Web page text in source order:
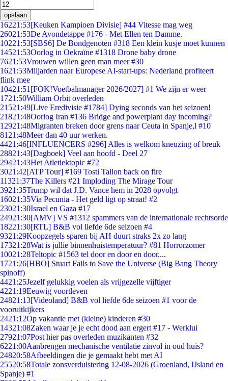
opslaan
16221:53[Keuken Kampioen Divisie] #44 Vitesse mag weg
26021:53De Avondetappe #176 - Met Ellen ten Damme.
10221:53[SBS6] De Bondgenoten #318 Een klein kusje moet kunnen
14521:53Oorlog in Oekraïne #1318 Drone baby drone
7621:53Vrouwen willen geen man meer #30
1621:53Miljarden naar Europese AI-start-ups: Nederland profiteert
flink mee
10421:51 [FOK!Voetbalmanager 2026/2027] #1 We zijn er weer
1721:50William Orbit overleden
21521:49[Live Eredivisie #1784] Dying seconds van het seizoen!
21821:48Oorlog Iran #136 Bridge and powerplant day incoming?
12921:48Migranten breken door grens naar Ceuta in Spanje,l #10
81 21:48Meer dan 40 uur werken.
4421:46[INFLUENCERS #296] Alles is welkom kneuzing of breuk
28821:43[Dagboek] Veel aan hoofd - Deel 27
29421:43Het Atletiektopic #72
3021:42[ATP Tour] #169 Tosti Tallon back on fire
11321:37The Killers #21 Imploding The Mirage Tour
3921:35Trump wil dat J.D. Vance hem in 2028 opvolgt
16021:35Via Pecunia - Het geld ligt op straat! #2
23021:30Israel en Gaza #17
24921:30[AMV] VS #1312 spammers van de internationale rechtsorde
18221:30[RTL] B&B vol liefde 6de seizoen #4
9321:29Koopzegels sparen bij AH duurt straks 2x zo lang
17321:28Wat is jullie binnenhuistemperatuur? #81 Horrorzomer
10021:28Teltopic #1563 tel door en door en door....
1721:26[HBO] Stuart Fails to Save the Universe (Big Bang Theory
spinoff)
4421:25Jezelf gelukkig voelen als vrijgezelle vijftiger
4221:19Eeuwig voortleven
24821:13[Videoland] B&B vol liefde 6de seizoen #1 voor de
vooruitkijkers
2421:12Op vakantie met (kleine) kinderen #30
14321:08Zaken waar je je echt dood aan ergert #17 - Werklui
27921:07Post hier pas overleden muzikanten #32
6221:00Aanbrengen mechanische ventilatie zinvol in oud huis?
24820:58Afbeeldingen die je gemaakt hebt met AI
25520:58Totale zonsverduistering 12-08-2026 (Groenland, IJsland en
Spanje) #1